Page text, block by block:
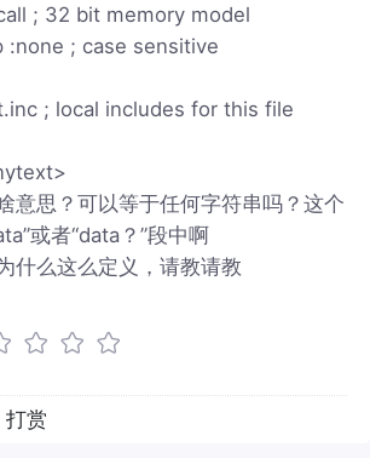
; 32 bit memory model
:none ; case sensitive
; local includes for this file
意思？可以等于任何字符串吗？这个
或者“data？”段中啊
什么这么定义，请教请教
打赏